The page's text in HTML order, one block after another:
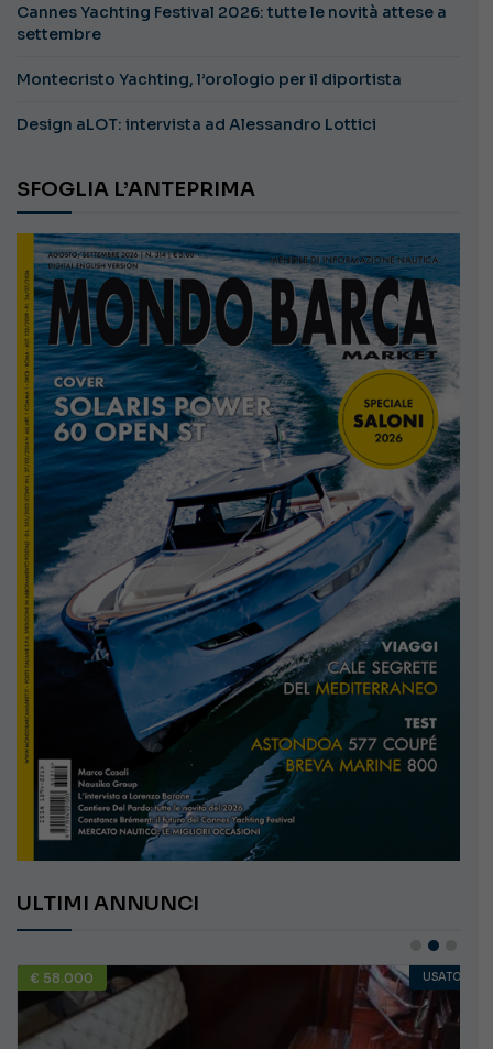
Cannes Yachting Festival 2026: tutte le novità attese a
settembre
Montecristo Yachting, l’orologio per il diportista
Design aLOT: intervista ad Alessandro Lottici
SFOGLIA L’ANTEPRIMA
ULTIMI ANNUNCI
€ 58.000 USATO